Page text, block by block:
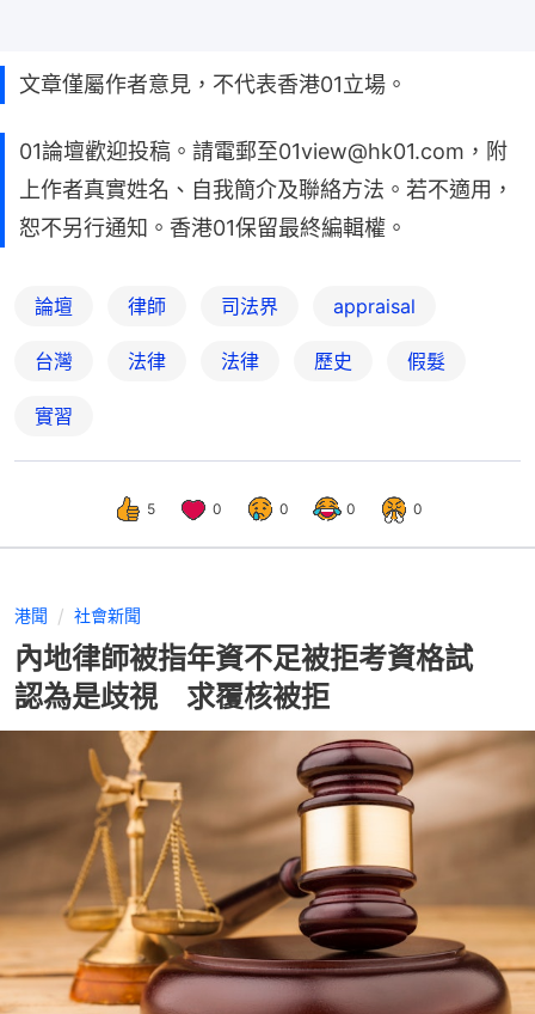
文章僅屬作者意見，不代表香港01立場。
01論壇歡迎投稿。請電郵至01view@hk01.com，附
上作者真實姓名、自我簡介及聯絡方法。若不適用，
恕不另行通知。香港01保留最終編輯權。
論壇 律師 司法界 appraisal
台灣 法律 法律 歷史 假髮
實習
5 0 0 0 0
港聞 社會新聞
內地律師被指年資不足被拒考資格試
認為是歧視 求覆核被拒